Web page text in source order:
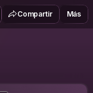
Compartir Más